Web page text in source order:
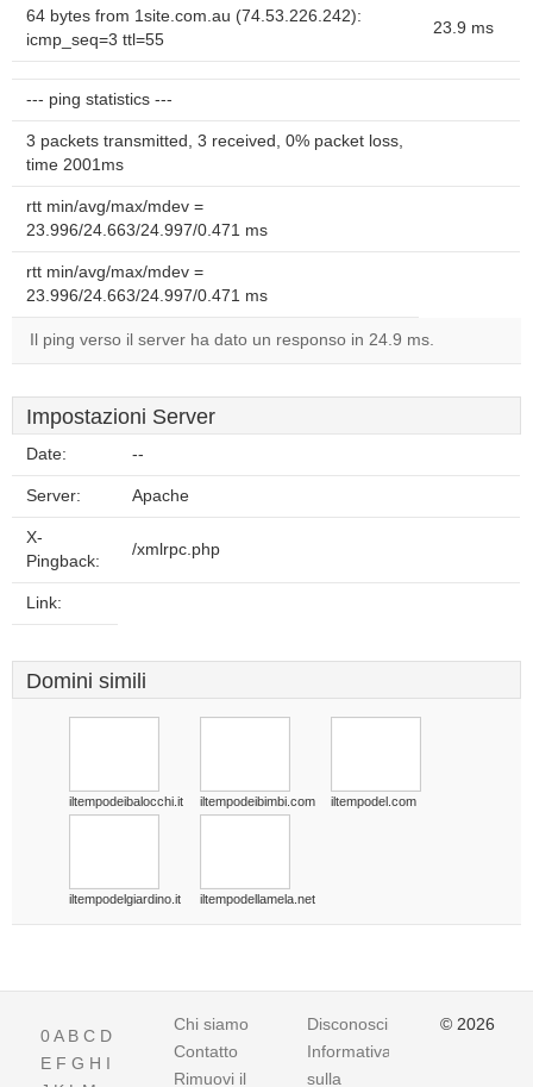
64 bytes from 1site.com.au (74.53.226.242):
icmp_seq=3 ttl=55
23.9 ms
--- ping statistics ---
3 packets transmitted, 3 received, 0% packet loss,
time 2001ms
rtt min/avg/max/mdev =
23.996/24.663/24.997/0.471 ms
rtt min/avg/max/mdev =
23.996/24.663/24.997/0.471 ms
Il ping verso il server ha dato un responso in 24.9 ms.
Impostazioni Server
Date: --
Server: Apache
X-
Pingback:
/xmlrpc.php
Link:
Domini simili
iltempodeibalocchi.it iltempodeibimbi.com iltempodel.com
iltempodelgiardino.it iltempodellamela.net
0A B C D
E F G H I
Chi siamo
Contatto
Rimuovi il
Disconoscimento
Informativa
sulla
© 2026